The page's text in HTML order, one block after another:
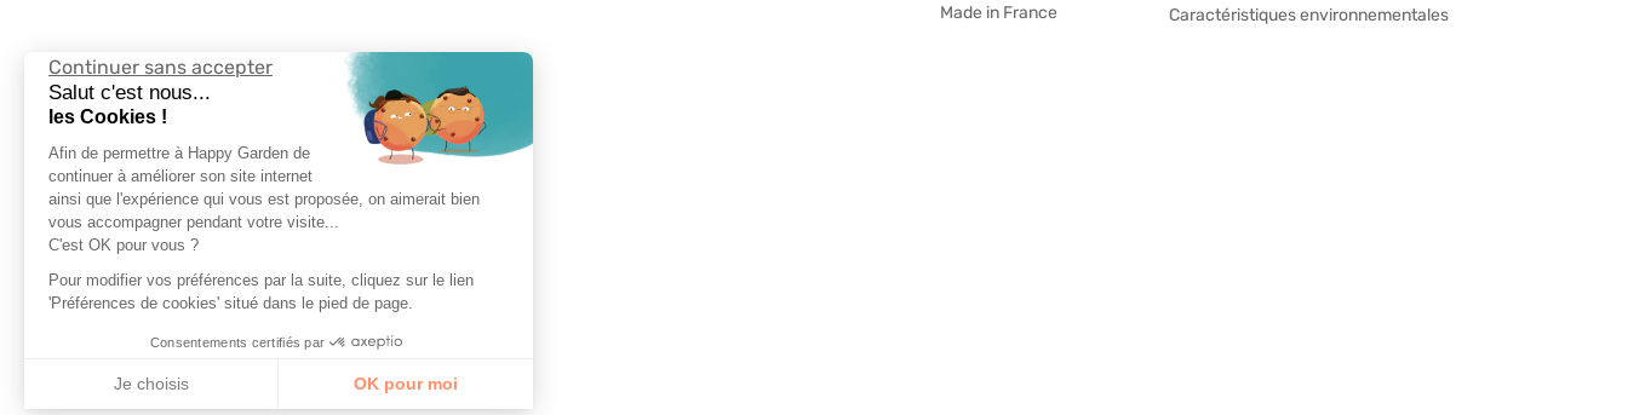
Continuer sans accepter
Salut c'est nous...
les Cookies !
Afin de permettre à Happy Garden de
continuer à améliorer son site internet
ainsi que l'expérience qui vous est proposée, on aimerait bien
vous accompagner pendant votre visite...
C'est OK pour vous ?
Pour modifier vos préférences par la suite, cliquez sur le lien
'Préférences de cookies' situé dans le pied de page.
Consentements certifiés par
Je choisis OK pour moi
Made in France Caractéristiques environnementales
Suivez-nous
Choisir la langue